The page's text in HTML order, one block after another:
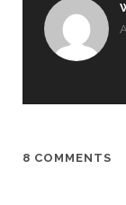
8 COMMENTS